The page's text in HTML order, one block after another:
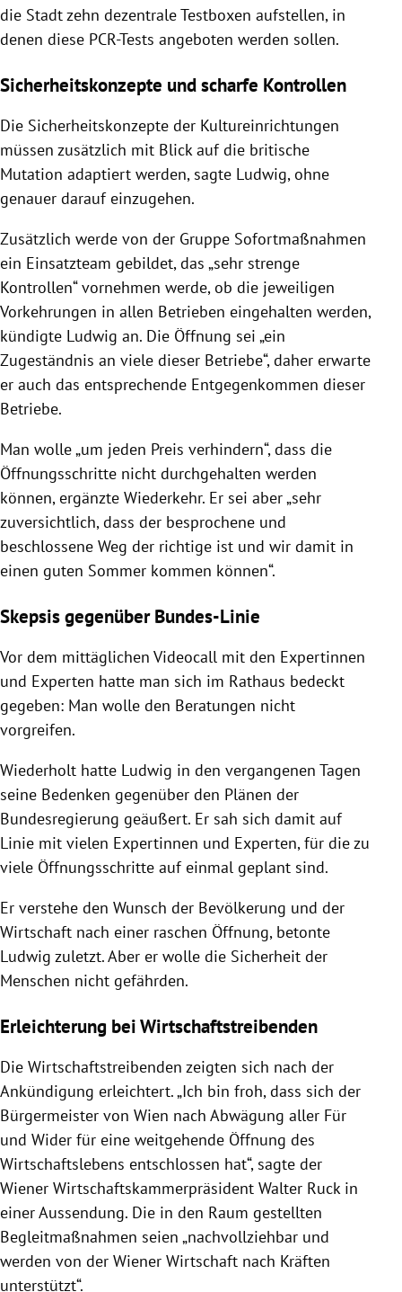
die Stadt zehn dezentrale Testboxen aufstellen, in
denen diese PCR-Tests angeboten werden sollen.
Sicherheitskonzepte und scharfe Kontrollen
Die Sicherheitskonzepte der Kultureinrichtungen
müssen zusätzlich mit Blick auf die britische
Mutation adaptiert werden, sagte Ludwig, ohne
genauer darauf einzugehen.
Zusätzlich werde von der Gruppe Sofortmaßnahmen
ein Einsatzteam gebildet,das „sehr strenge
Kontrollen“ vornehmen werde, ob die jeweiligen
Vorkehrungen in allen Betrieben eingehalten werden,
kündigte Ludwig an. Die Öffnung sei „ein
Zugeständnis an viele dieser Betriebe“, daher erwarte
er auch das entsprechende Entgegenkommen dieser
Betriebe.
Man wolle „um jeden Preis verhindern“, dass die
Öffnungsschritte nicht durchgehalten werden
können, ergänzte Wiederkehr. Er sei aber „sehr
zuversichtlich, dass der besprochene und
beschlossene Weg der richtige ist und wir damit in
einen guten Sommer kommen können“.
Skepsis gegenüber Bundes-Linie
Vor dem mittäglichen Videocall mit den Expertinnen
und Experten hatte man sich im Rathaus bedeckt
gegeben: Man wolle den Beratungen nicht
vorgreifen.
Wiederholt hatte Ludwig in den vergangenen Tagen
seine Bedenken gegenüber den Plänen der
Bundesregierung geäußert. Er sah sich damit auf
Linie mit vielen Expertinnen und Experten, für die zu
viele Öffnungsschritte auf einmal geplant sind.
Er verstehe den Wunsch der Bevölkerung und der
Wirtschaft nach einer raschen Öffnung, betonte
Ludwig zuletzt. Aber er wolle die Sicherheit der
Menschen nicht gefährden.
Erleichterung bei Wirtschaftstreibenden
Die Wirtschaftstreibenden zeigten sich nach der
Ankündigung erleichtert. „Ich bin froh, dass sich der
Bürgermeister von Wien nach Abwägung aller Für
und Wider für eine weitgehende Öffnung des
Wirtschaftslebens entschlossen hat“, sagte der
Wiener Wirtschaftskammerpräsident Walter Ruck in
einer Aussendung. Die in den Raum gestellten
Begleitmaßnahmen seien „nachvollziehbar und
werden von der Wiener Wirtschaft nach Kräften
unterstützt“.